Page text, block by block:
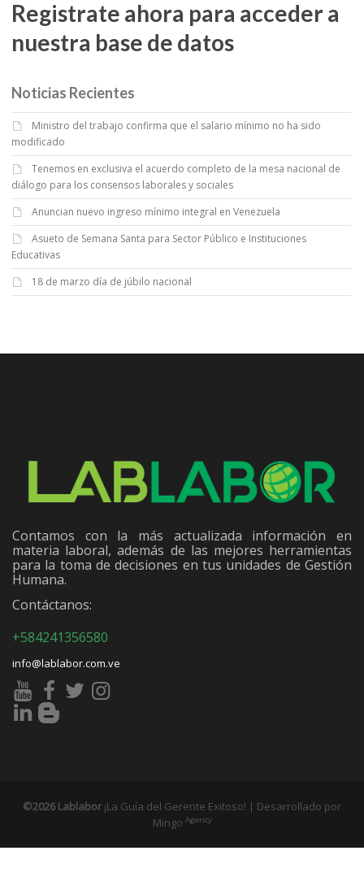
Registrate ahora para acceder a
nuestra base de datos
Noticias Recientes
Ministro del trabajo confirma que el salario mínimo no ha sido
modificado
Tenemos en exclusiva el acuerdo completo de la mesa nacional de
diálogo para los consensos laborales y sociales
Anuncian nuevo ingreso mínimo integral en Venezuela
Asueto de Semana Santa para Sector Público e Instituciones
Educativas
18 de marzo día de júbilo nacional
Contamos con la más actualizada información en
materia laboral, además de las mejores herramientas
para la toma de decisiones en tus unidades de Gestión
Humana.
Contáctanos:
+584241356580
info@lablabor.com.ve
©2026 Lablabor ¡La Guía del Gerente Exitoso! | Desarrollado por
Mingo Agency